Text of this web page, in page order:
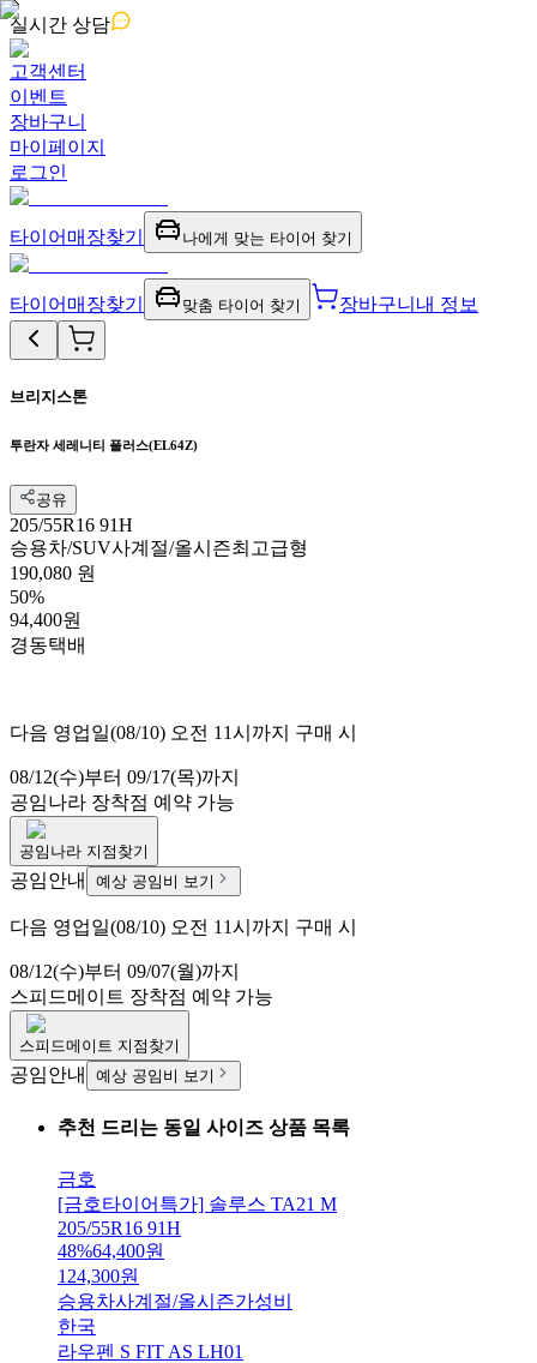
실시간 상담
고객센터
이벤트
장바구니
마이페이지
로그인
타이어 매장찾기 나에게 맞는 타이어 찾기
타이어 매장찾기 맞춤 타이어 찾기 장바구니 내 정보
브리지스톤
투란자 세레니티 플러스(EL64Z)
공유
205/55R16 91H
승용차/SUV사계절/올시즌최고급형
190,080 원
50%
94,400원
경동택배
다음 영업일(08/10) 오전 11시까지 구매 시
08/12(수)부터 09/17(목)까지
공임나라 장착점 예약 가능
공임나라 지점찾기
공임안내 예상 공임비 보기
다음 영업일(08/10) 오전 11시까지 구매 시
08/12(수)부터 09/07(월)까지
스피드메이트 장착점 예약 가능
스피드메이트 지점찾기
공임안내 예상 공임비 보기
추천 드리는 동일 사이즈 상품 목록
금호
[금호타이어특가] 솔루스 TA21 M
205/55R16 91H
48%64,400원
124,300원
승용차사계절/올시즌가성비
한국
라우펜 S FIT AS LH01